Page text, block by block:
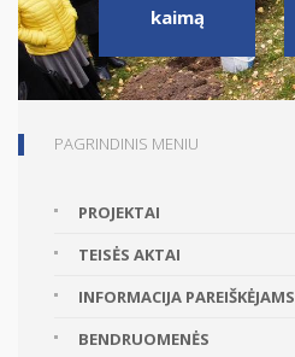
kaimą
PAGRINDINIS MENIU
PROJEKTAI
TEISĖS AKTAI
INFORMACIJA PAREIŠKĖJAMS
BENDRUOMENĖS